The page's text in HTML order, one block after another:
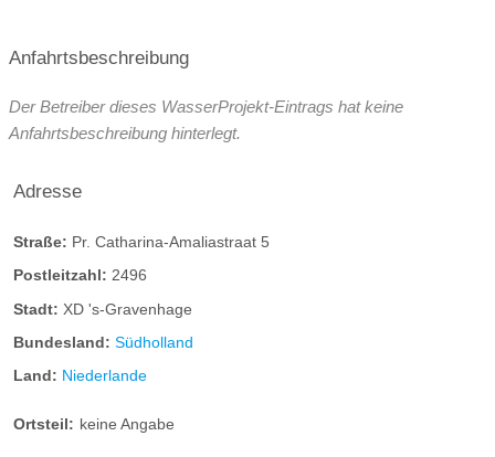
Anfahrtsbeschreibung
Der Betreiber dieses WasserProjekt-Eintrags hat keine
Anfahrtsbeschreibung hinterlegt.
Adresse
Straße: Pr. Catharina-Amaliastraat 5
Postleitzahl: 2496
Stadt: XD 's-Gravenhage
Bundesland: Südholland
Land: Niederlande
Ortsteil: keine Angabe